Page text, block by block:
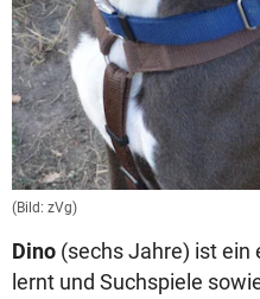
(Bild: zVg)
Dino (sechs Jahre) ist ein
lernt und Suchspiele